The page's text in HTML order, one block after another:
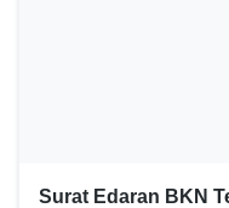
Surat Edaran BKN